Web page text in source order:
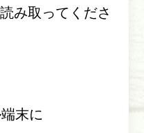
み取ってくださ
末に